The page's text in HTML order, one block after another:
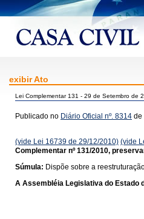
exibir Ato
Lei Complementar 131 - 29 de Setembro de
Publicado no Diário Oficial nº. 8314 de
(vide Lei 16739 de 29/12/2010) (vide
Complementar nº 131/2010,
Súmula: Dispõe sobre a
A Assembléia Legislativa do Estado